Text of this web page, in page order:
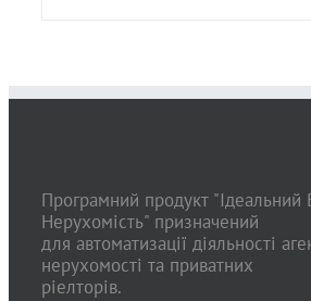
Програмний продукт "Ідеальний
Нерухомість" призначений
для автоматизації діяльності
нерухомості та приватних
ріелторів.